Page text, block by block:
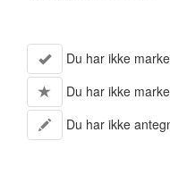
Du har ikke
Du har ikke
Du har ikke